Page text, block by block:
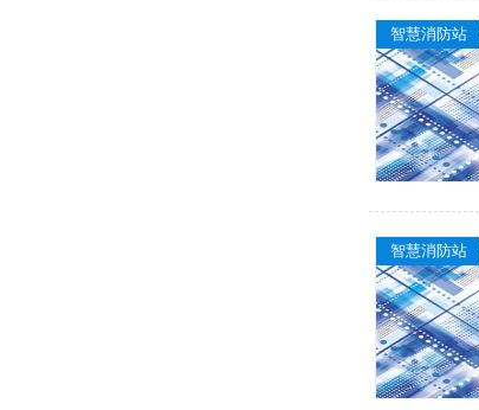
智慧消防站
智慧消防站